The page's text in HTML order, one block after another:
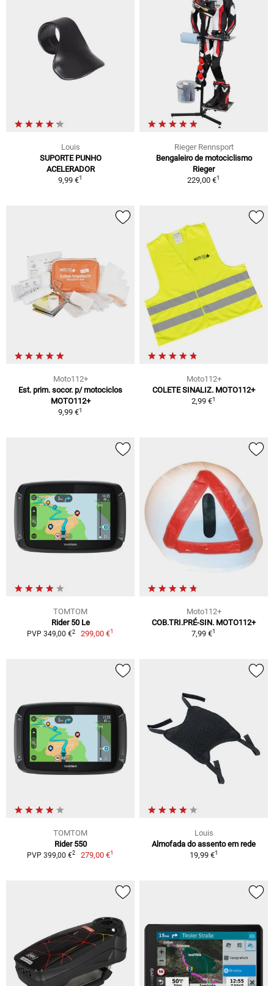
Louis
SUPORTE PUNHO
ACELERADOR
9,99 €1
Rieger Rennsport
Bengaleiro de motociclismo
Rieger
229,00 €1
Moto112+
Est. prim. socor. p/ motociclos
MOTO112+
9,99 €1
Moto112+
COLETE SINALIZ. MOTO112+
2,99 €1
TOMTOM
Rider 50 Le
PVP 349,00 €2 299,00 €1
Moto112+
COB.TRI.PRÉ-SIN. MOTO112+
7,99 €1
TOMTOM
Rider 550
PVP 399,00 €2 279,00 €1
Louis
Almofada do assento em rede
19,99 €1